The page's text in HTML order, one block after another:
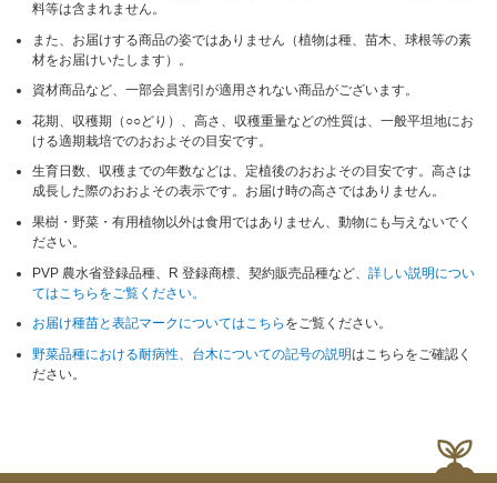
料等は含まれません。
また、お届けする商品の姿ではありません（植物は種、苗木、球根等の素
材をお届けいたします）。
資材商品など、一部会員割引が適用されない商品がございます。
花期、収穫期（○○どり）、高さ、収穫重量などの性質は、一般平坦地にお
ける適期栽培でのおおよその目安です。
生育日数、収穫までの年数などは、定植後のおおよその目安です。高さは
成長した際のおおよその表示です。お届け時の高さではありません。
果樹・野菜・有用植物以外は食用ではありません、動物にも与えないでく
ださい。
PVP 農水省登録品種、R 登録商標、契約販売品種など、詳しい説明につい
てはこちらをご覧ください。
お届け種苗と表記マークについてはこちら をご覧ください。
野菜品種における耐病性、台木についての記号の説明はこちらをご確認く
ださい。